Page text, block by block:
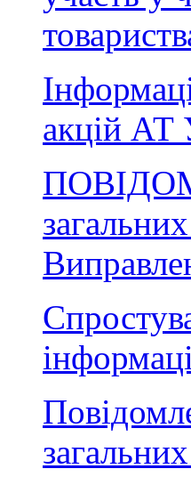
акцій АТ